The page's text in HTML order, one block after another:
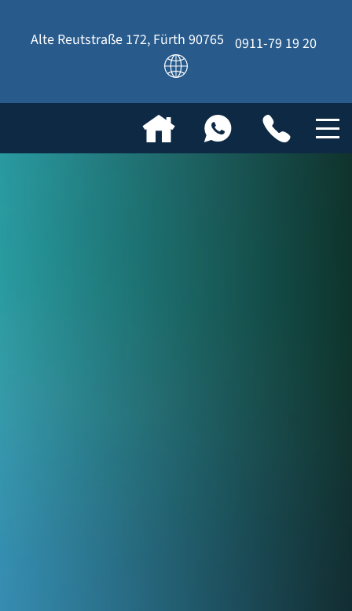
Alte Reutstraße 172, Fürth 90765 0911-79 19 20